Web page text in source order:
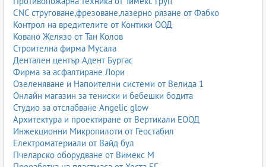
CNC струговане,фрезоване,лазерно рязане от Фабко
Контрол на вредителите от Контики ООД
Ковано Желязо от Тан Колов
Строителна фирма Мусала
Дентален център Адент Бургас
Фирма за асфалтиране Лори
Озеленяване и Напоителни системи от Велида 1
Онлайн магазин за тениски и бебешки бодита
Студио за отслабване Angelic glow
Архитектура и проектиране от Вертикали ЕООД
Инжекционни Микропилоти от Геостабил
Електроматериали от Вайд бул
Пчеларско оборудване от Вимекс М